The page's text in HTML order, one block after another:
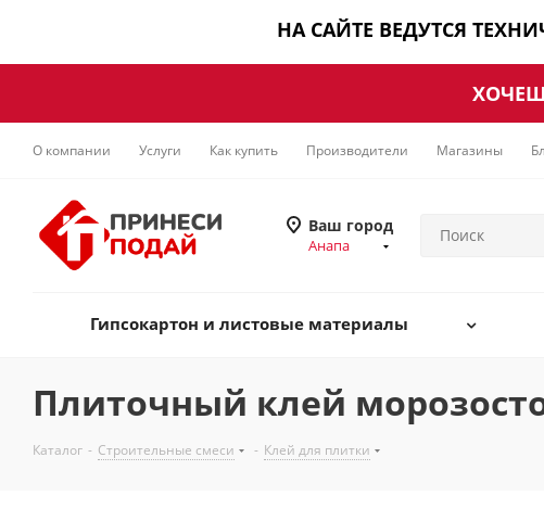
НА САЙТЕ ВЕДУТСЯ
О компании Услуги Как купить Производители Магазины
Ваш город
Анапа
Гипсокартон и листовые материалы
Плиточный клей
Каталог - Строительные смеси - Клей для плитки